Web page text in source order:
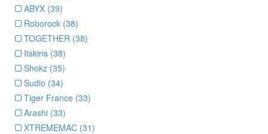
ABYX (39)
Roborock (38)
TOGETHER (38)
Itskins (38)
Shokz (35)
Sudio (34)
Tiger France (33)
Arashi (33)
XTREMEMAC (31)